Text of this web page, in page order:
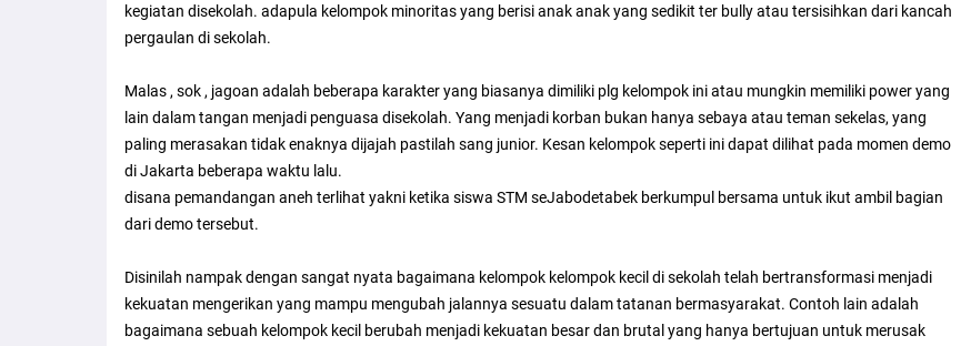
kegiatan disekolah. adapula kelompok minoritas yang berisi anak anak yang sedikit ter bully atau tersisihkan dari kancah
pergaulan di sekolah.
Malas , sok , jagoan adalah beberapa karakter yang biasanya dimiliki plg kelompok ini atau mungkin memiliki power yang
lain dalam tangan menjadi penguasa disekolah. Yang menjadi korban bukan hanya sebaya atau teman sekelas, yang
paling merasakan tidak enaknya dijajah pastilah sang junior. Kesan kelompok seperti ini dapat dilihat pada momen demo
di Jakarta beberapa waktu lalu.
disana pemandangan aneh terlihat yakni ketika siswa STM seJabodetabek berkumpul bersama untuk ikut ambil bagian
dari demo tersebut.
Disinilah nampak dengan sangat nyata bagaimana kelompok kelompok kecil di sekolah telah bertransformasi menjadi
kekuatan mengerikan yang mampu mengubah jalannya sesuatu dalam tatanan bermasyarakat. Contoh lain adalah
bagaimana sebuah kelompok kecil berubah menjadi kekuatan besar dan brutal yang hanya bertujuan untuk merusak